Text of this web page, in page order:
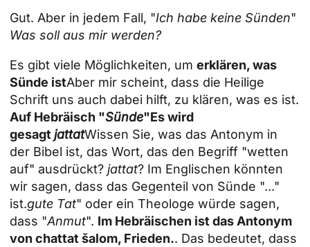
Gut. Aber in jedem Fall, "Ich habe keine Sünden"
Was soll aus mir werden?
Es gibt viele Möglichkeiten, um erklären, was
Sünde istAber mir scheint, dass die Heilige
Schrift uns auch dabei hilft, zu klären, was es ist.
Auf Hebräisch "Sünde"Es wird
gesagtjattatWissen Sie, was das Antonym in
der Bibel ist, das Wort, das den Begriff "wetten
auf" ausdrückt? jattat? Im Englischen könnten
wir sagen, dass das Gegenteil von Sünde "..."
ist.gute Tat" oder ein Theologe würde sagen,
dass "Anmut". Im Hebräischen ist das Antonym
von chattat šalom, Frieden.. Das bedeutet, dass